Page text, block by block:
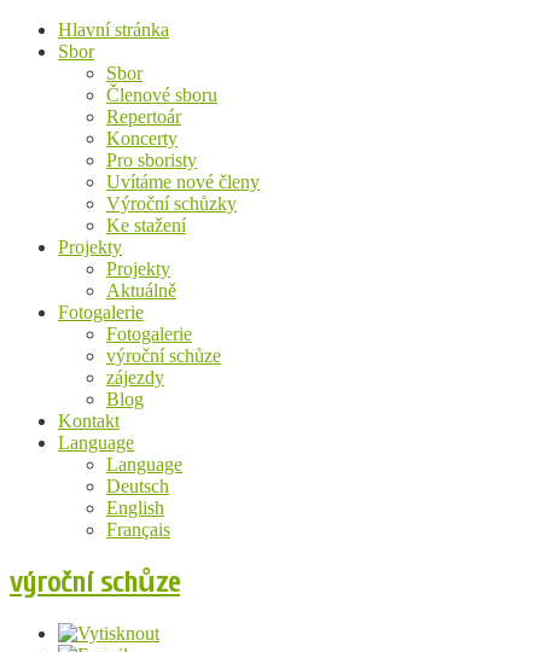
Hlavní stránka
Sbor
Sbor
Členové sboru
Repertoár
Koncerty
Pro sboristy
Uvítáme nové členy
Výroční schůzky
Ke stažení
Projekty
Projekty
Aktuálně
Fotogalerie
Fotogalerie
výroční schůze
zájezdy
Blog
Kontakt
Language
Language
Deutsch
English
Français
výroční schůze